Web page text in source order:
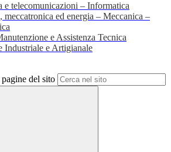
e telecomunicazioni – Informatica
meccatronica ed energia – Meccanica –
e Assistenza Tecnica
Industriale e Artigianale
del sito